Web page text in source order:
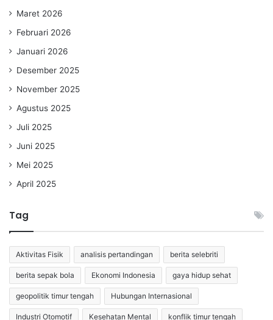
Maret 2026
Februari 2026
Januari 2026
Desember 2025
November 2025
Agustus 2025
Juli 2025
Juni 2025
Mei 2025
April 2025
Tag
Aktivitas Fisik analisis pertandingan berita selebriti
berita sepak bola Ekonomi Indonesia gaya hidup sehat
geopolitik timur tengah Hubungan Internasional
Industri Otomotif Kesehatan Mental konflik timur tengah